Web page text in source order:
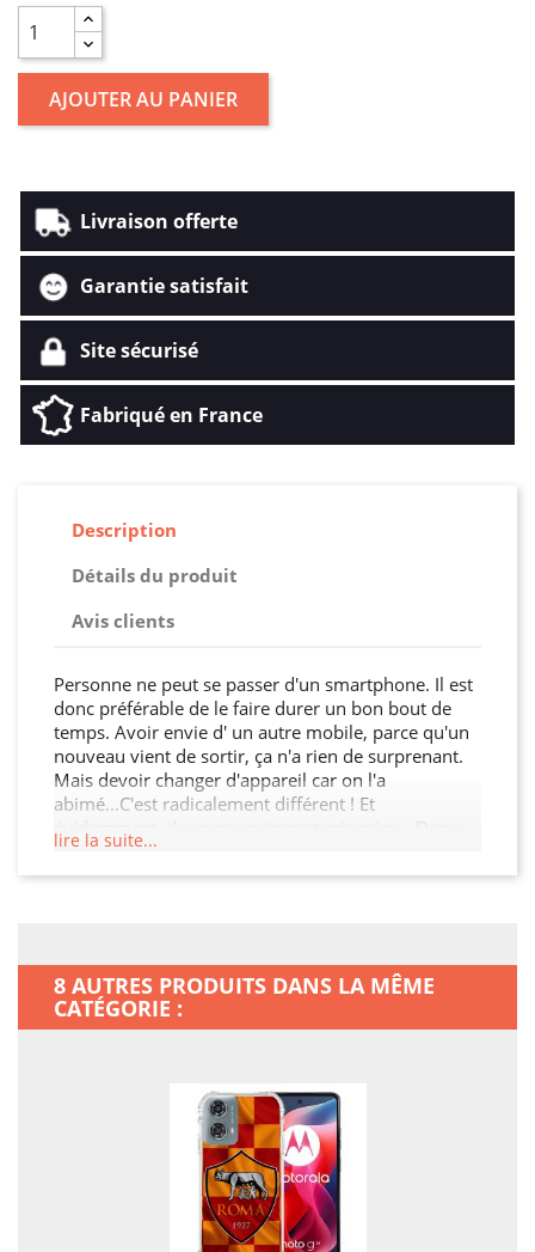
AJOUTER AU PANIER
Livraison offerte
Garantie satisfait
Site sécurisé
Fabriqué en France
Description
Détails du produit
Avis clients
Personne ne peut se passer d'un smartphone. Il est
donc préférable de le faire durer un bon bout de
temps. Avoir envie d' un autre mobile, parce qu'un
nouveau vient de sortir, ça n'a rien de surprenant.
Mais devoir changer d'appareil car on l'a
abimé...C'est radicalement différent ! Et
pour pallier à tout cela, le mieux, c'est de doter
votre smartphone d'une sécurité solide. Avec cette
unique ! Il n'y a rien de tel que de savoir que votre
smartphone ne vous quittera pas avant quelques
années.
lire la suite...
8 AUTRES PRODUITS DANS LA MÊME
CATÉGORIE :